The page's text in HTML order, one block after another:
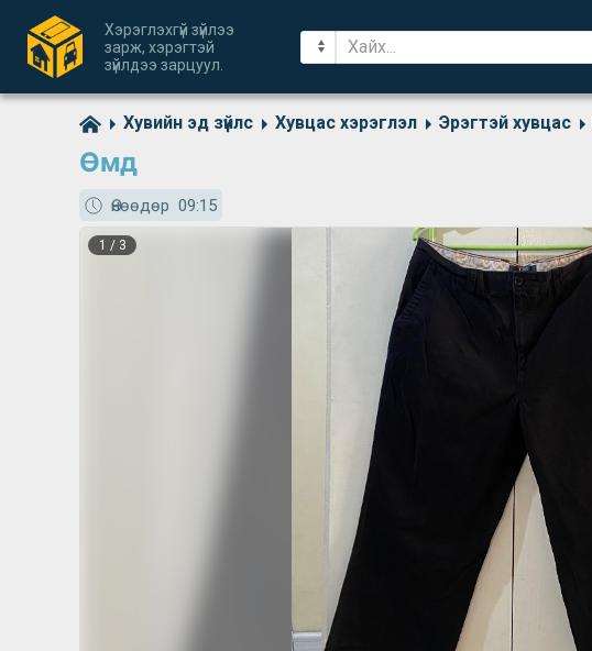
Хэрэглэхгүй зүйлээ
зарж, хэрэгтэй
зүйлдээ зарцуул.
Хувийн эд зүйлс Хувцас хэрэглэл Эрэгтэй хувцас
Өмд
Өнөөдөр 09:15
1 / 3